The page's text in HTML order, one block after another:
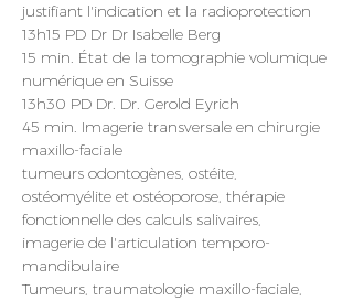
justifiant l'indication et la radioprotection
13h15 PD Dr Dr Isabelle Berg
15 min. État de la tomographie volumique
numérique en Suisse
13h30 PD Dr. Dr. Gerold Eyrich
45 min. Imagerie transversale en chirurgie
maxillo-faciale
tumeurs odontogènes, ostéite,
ostéomyélite et ostéoporose, thérapie
fonctionnelle des calculs salivaires,
imagerie de l'articulation temporo-
mandibulaire
Tumeurs, traumatologie maxillo-faciale,